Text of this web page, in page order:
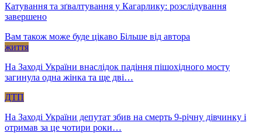
Катування та зґвалтування у Кагарлику: розслідування
завершено
Вам також може буде цікаво Більше від автора
життя
На Заході України внаслідок падіння пішохідного мосту
загинула одна жінка та ще дві…
ДТП
На Заході України депутат збив на смерть 9-річну дівчинку і
отримав за це чотири роки…